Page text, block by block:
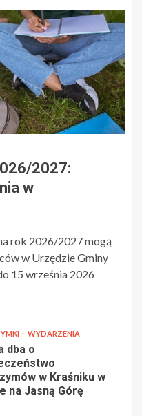
2027:
w
rok 2026/2027 mogą
w Urzędzie Gminy
15 września 2026
WYDARZENIA
dba o
w Kraśniku w
na Jasną Górę